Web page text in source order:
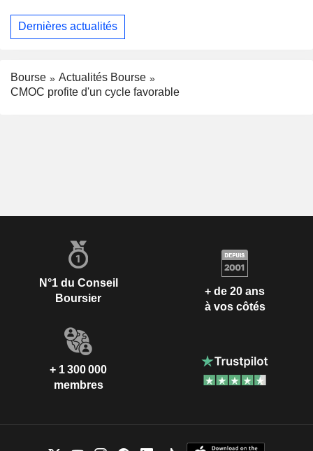
Dernières actualités
Bourse
Actualités Bourse
CMOC profite d'un cycle favorable
N°1 du Conseil
Boursier
+ de 20 ans
à vos côtés
+ 1 300 000
membres